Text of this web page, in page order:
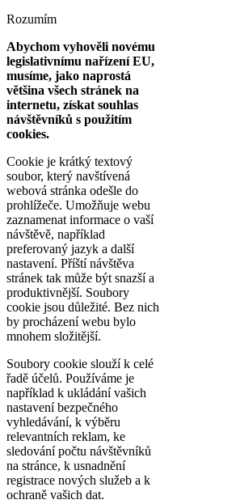
Rozumím
Abychom vyhověli novému
legislativnímu nařízení EU,
musíme, jako naprostá
většina všech stránek na
internetu, získat souhlas
návštěvníků s použitím
cookies.
Cookie je krátký textový
soubor, který navštívená
webová stránka odešle do
prohlížeče. Umožňuje webu
zaznamenat informace o vaší
návštěvě, například
preferovaný jazyk a další
nastavení. Příští návštěva
stránek tak může být snazší a
produktivnější. Soubory
cookie jsou důležité. Bez nich
by procházení webu bylo
mnohem složitější.
Soubory cookie slouží k celé
řadě účelů. Používáme je
například k ukládání vašich
nastavení bezpečného
vyhledávání, k výběru
relevantních reklam, ke
sledování počtu návštěvníků
na stránce, k usnadnění
registrace nových služeb a k
ochraně vašich dat.